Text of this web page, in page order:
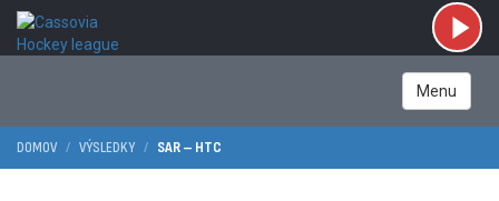
Menu
DOMOV VÝSLEDKY SAR – HTC